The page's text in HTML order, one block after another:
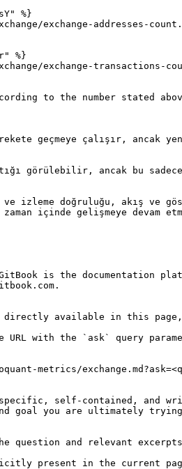
%}
exchange-addresses-
%}
exchange-transactions-
to the number stated
geçmeye çalışır,
görülebilir, ancak bu
izleme doğruluğu, akış ve
içinde gelişmeye devam
is the documentation
available in this page,
URL with the `ask` query
metrics/
self-contained, and
goal you are ultimately
and relevant excerpts
present in the